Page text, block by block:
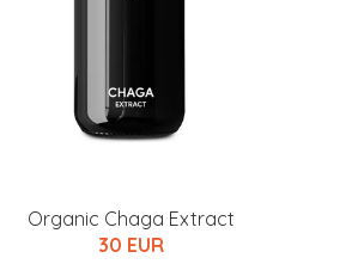
Organic Chaga Extract
30 EUR